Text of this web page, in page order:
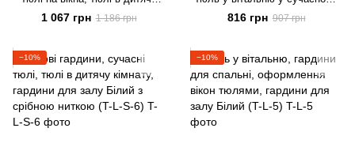
кімнату, тюлі на кухню Білий
ALBO 500x270 cm (T-F-5)
1 067 грн 1 186 грн
стилі на тасьмі
816 грн 907 грн
−10% −10%